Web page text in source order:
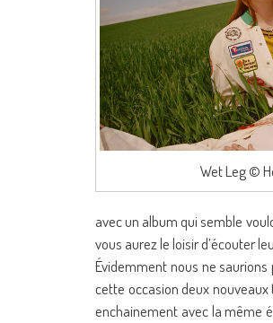
Wet Leg ©
avec un album qui semble
vous aurez le loisir d’écouter
Évidemment nous ne
cette occasion deux
enchainement avec la même